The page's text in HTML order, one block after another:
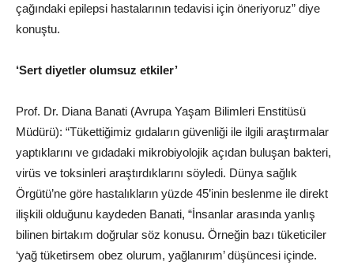
çağındaki epilepsi hastalarının tedavisi için öneriyoruz” diye
konuştu.
‘Sert diyetler olumsuz etkiler’
Prof. Dr. Diana Banati (Avrupa Yaşam Bilimleri Enstitüsü
Müdürü): “Tükettiğimiz gıdaların güvenliği ile ilgili araştırmalar
yaptıklarını ve gıdadaki mikrobiyolojik açıdan buluşan bakteri,
virüs ve toksinleri araştırdıklarını söyledi. Dünya sağlık
Örgütü’ne göre hastalıkların yüzde 45’inin beslenme ile direkt
ilişkili olduğunu kaydeden Banati, “İnsanlar arasında yanlış
bilinen birtakım doğrular söz konusu. Örneğin bazı tüketiciler
‘yağ tüketirsem obez olurum, yağlanırım’ düşüncesi içinde.